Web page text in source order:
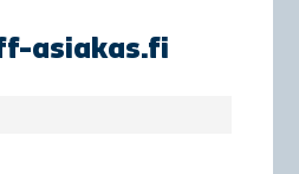
asiakas.fi